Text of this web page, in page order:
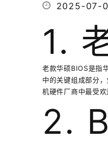
2025-07-
1.
老款华硕BIOS是指
中的关键组成部分
机硬件厂商中最受欢
2.